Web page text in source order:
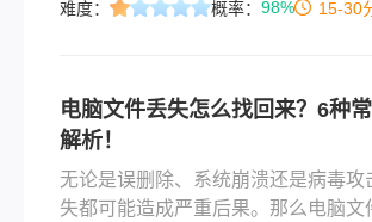
难度： 概率： 98% 15-30
电脑文件丢失怎么找回来？6种
解析！
无论是误删除、系统崩溃还是病毒攻
失都可能造成严重后果。那么电脑文